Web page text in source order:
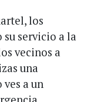
los
servicio a la
vecinos a
una
a un